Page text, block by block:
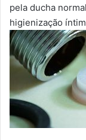
pela ducha
higienização